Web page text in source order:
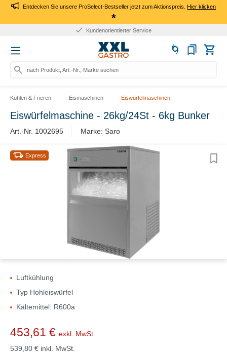
Entdecken Sie unsere ProSelect-Bestseller jetzt zum Aktionspreis.Hier klicken
*
nach Produkt, Art.-Nr., Marke suchen
Kühlen & Frieren Eismaschinen Eiswürfelmaschinen
Eiswürfelmaschine - 26kg/24St - 6kg Bunker
Art.-Nr. 1002695 Marke: Saro
Express
Luftkühlung
Typ Hohleiswürfel
Kältemittel: R600a
453,61 € exkl. MwSt.
539,80 € inkl. MwSt.